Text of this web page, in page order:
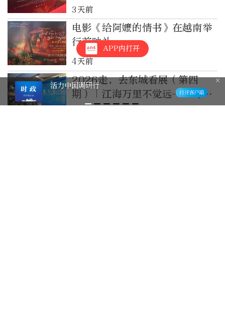
3天前
电影《给阿嬷的情书》在越南举
行首映礼
4天前
2026走，去东城看展（第四
期）｜江海万里不觉远——《给
阿嬷的情书》电影道具及侨批文
APP内打开
活力中国调研行